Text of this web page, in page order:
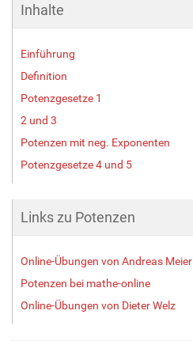
Inhalte
Einführung
Definition
Potenzgesetze 1
2 und 3
Potenzen mit neg. Exponenten
Potenzgesetze 4 und 5
Links zu Potenzen
Online-Übungen von Andreas Meier
Potenzen bei mathe-online
Online-Übungen von Dieter Welz